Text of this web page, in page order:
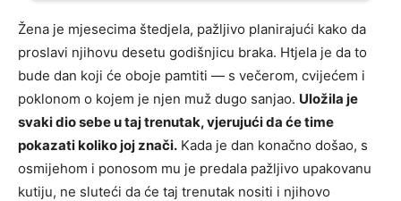
Žena je mjesecima štedjela, pažljivo planirajući kako da
proslavi njihovu desetu godišnjicu braka. Htjela je da to
bude dan koji će oboje pamtiti — s večerom, cvijećem i
poklonom o kojem je njen muž dugo sanjao. Uložila je
svaki dio sebe u taj trenutak, vjerujući da će time
pokazati koliko joj znači. Kada je dan konačno došao, s
osmijehom i ponosom mu je predala pažljivo upakovanu
kutiju, ne sluteći da će taj trenutak nositi i njihovo